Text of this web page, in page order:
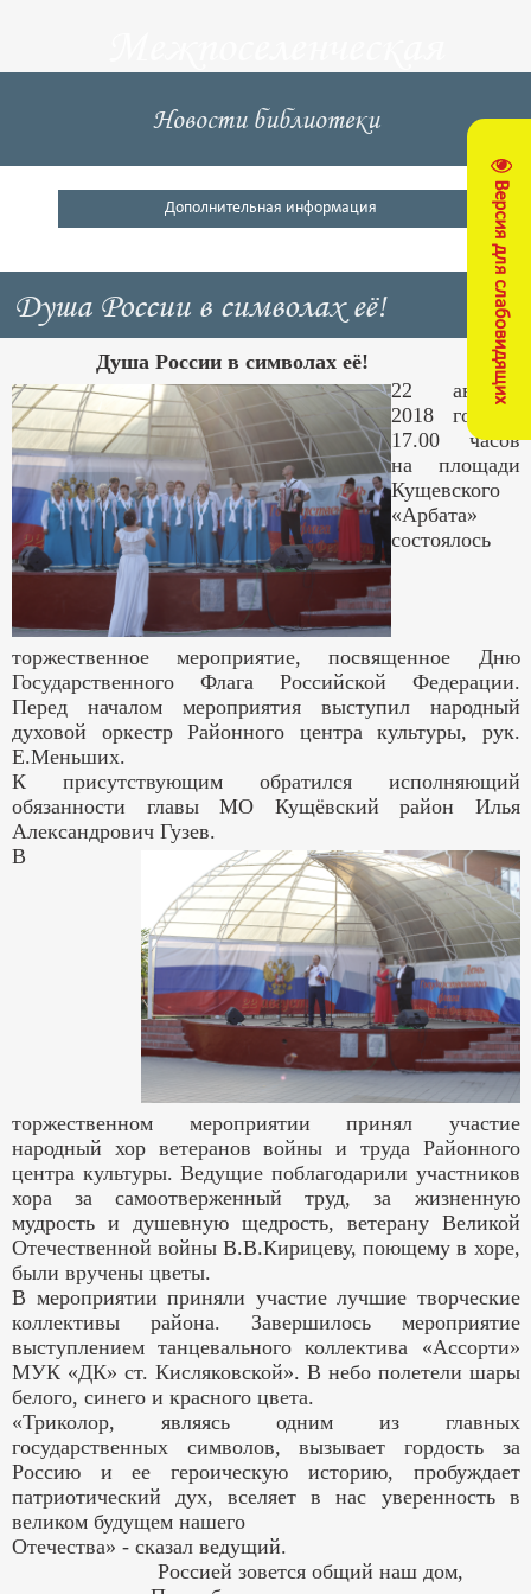
Версия для слабовидящих
центральная
библиотека
Кущевский район
Новости библиотеки
Дополнительная информация
Душа России в символах её!
Душа России в символах её!
22 августа
2018 года в
17.00 часов
на площади
Кущевского
«Арбата»
состоялось
торжественное мероприятие, посвященное Дню
Государственного Флага Российской Федерации.
Перед началом мероприятия выступил народный
духовой оркестр Районного центра культуры, рук.
Е.Меньших.
К присутствующим обратился исполняющий
обязанности главы МО Кущёвский район Илья
Александрович Гузев.
В
торжественном мероприятии принял участие
народный хор ветеранов войны и труда Районного
центра культуры. Ведущие поблагодарили участников
хора за самоотверженный труд, за жизненную
мудрость и душевную щедрость, ветерану Великой
Отечественной войны В.В.Кирицеву, поющему в хоре,
были вручены цветы.
В мероприятии приняли участие лучшие творческие
коллективы района. Завершилось мероприятие
выступлением танцевального коллектива «Ассорти»
МУК «ДК» ст. Кисляковской». В небо полетели шары
белого, синего и красного цвета.
«Триколор, являясь одним из главных
государственных символов, вызывает гордость за
Россию и ее героическую историю, пробуждает
патриотический дух, вселяет в нас уверенность в
великом будущем нашего
Отечества» - сказал ведущий.
Россией зовется общий наш дом,